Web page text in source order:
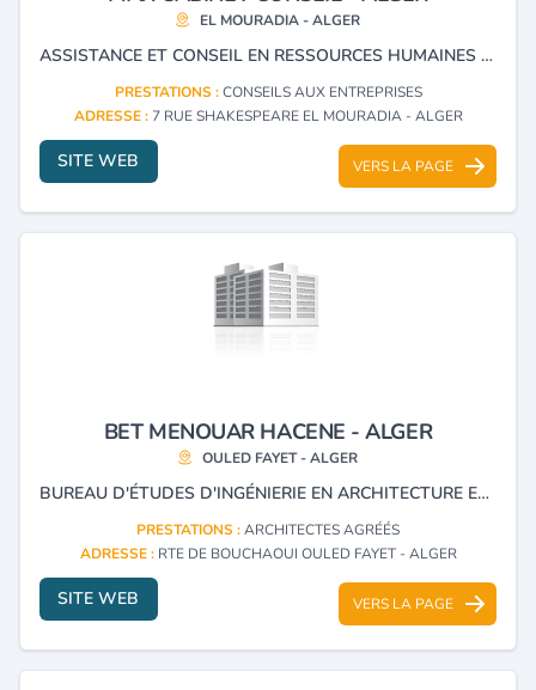
EL MOURADIA - ALGER
ASSISTANCE ET CONSEIL EN RESSOURCES HUMAINES RECRUTEMENT DU PERSONNEL
PRESTATIONS :CONSEILS AUX ENTREPRISES
ADRESSE : 7 RUE SHAKESPEARE EL MOURADIA - ALGER
SITE WEB VERS LA PAGE
BET MENOUAR HACENE - ALGER
OULED FAYET - ALGER
BUREAU D'ÉTUDES D'INGÉNIERIE EN ARCHITECTURE ET D'ÉTUDES TECHNIQUES, CONSEILS, CONSULTING, ACCOMPAGNEMENT DES PROMOTEURS ET INVESTISSEURS.
PRESTATIONS :ARCHITECTES AGRÉÉS
ADRESSE : RTE DE BOUCHAOUI OULED FAYET - ALGER
SITE WEB VERS LA PAGE